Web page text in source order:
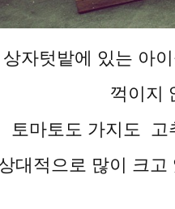
상자텃밭에 있는 아
꺽이지
토마토도 가지도 고
대적으로 많이 크